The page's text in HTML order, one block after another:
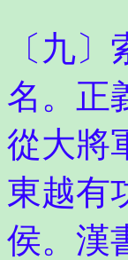
〔九
名。正
從大將
東越有
侯。漢